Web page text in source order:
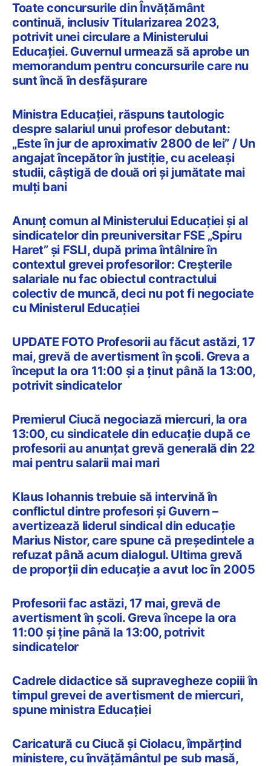
Toate concursurile din Învățământ
continuă, inclusiv Titularizarea 2023,
potrivit unei circulare a Ministerului
Educației. Guvernul urmează să aprobe un
memorandum pentru concursurile care nu
sunt încă în desfășurare
Ministra Educației, răspuns tautologic
despre salariul unui profesor debutant:
„Este în jur de aproximativ 2800 de lei” / Un
angajat începător în justiție, cu aceleași
studii, câștigă de două ori și jumătate mai
mulți bani
Anunț comun al Ministerului Educației și al
sindicatelor din preuniversitar FSE „Spiru
Haret” și FSLI, după prima întâlnire în
contextul grevei profesorilor: Creșterile
salariale nu fac obiectul contractului
colectiv de muncă, deci nu pot fi negociate
cu Ministerul Educației
UPDATE FOTO Profesorii au făcut astăzi, 17
mai, grevă de avertisment în școli. Greva a
început la ora 11:00 și a ținut până la 13:00,
potrivit sindicatelor
Premierul Ciucă negociază miercuri, la ora
13:00, cu sindicatele din educație după ce
profesorii au anunțat grevă generală din 22
mai pentru salarii mai mari
Klaus Iohannis trebuie să intervină în
conflictul dintre profesori și Guvern –
avertizează liderul sindical din educație
Marius Nistor, care spune că președintele a
refuzat până acum dialogul. Ultima grevă
de proporții din educație a avut loc în 2005
Profesorii fac astăzi, 17 mai, grevă de
avertisment în școli. Greva începe la ora
11:00 și ține până la 13:00, potrivit
sindicatelor
Cadrele didactice să supravegheze copiii în
timpul grevei de avertisment de miercuri,
spune ministra Educației
Caricatură cu Ciucă și Ciolacu, împărțind
ministere, cu învățământul pe sub masă,